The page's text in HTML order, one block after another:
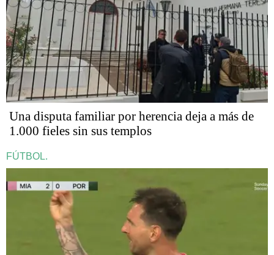
Una disputa familiar por herencia deja a más de
1.000 fieles sin sus templos
FÚTBOL.